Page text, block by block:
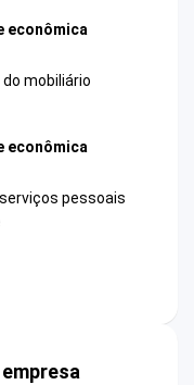
econômica
mobiliário
econômica
pessoais